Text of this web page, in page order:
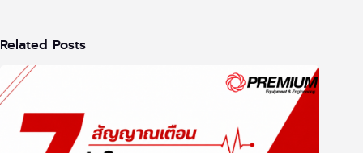
Related Posts